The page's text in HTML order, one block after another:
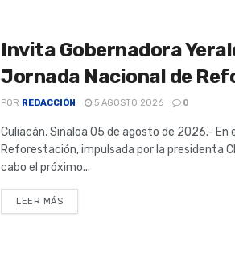
Invita Gobernadora
Jornada Nacional de
POR REDACCIÓN 5 AGOSTO 2026 0
Culiacán, Sinaloa 05 de agosto de 2026.- En
Reforestación, impulsada por la presidenta
cabo el próximo...
LEER MÁS